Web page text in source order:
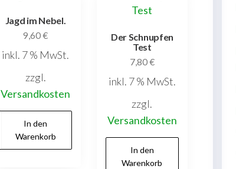
Jagd im Nebel.
9,60€
inkl. 7 % MwSt.
zzgl.
Versandkosten
In den
Warenkorb
Der Schnupfen
Test
7,80€
inkl. 7 % MwSt.
zzgl.
Versandkosten
In den
Warenkorb